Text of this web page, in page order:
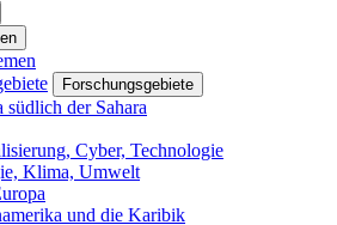
Forschungsgebiete
der Sahara
Cyber, Technologie
Klima, Umwelt
und die Karibik